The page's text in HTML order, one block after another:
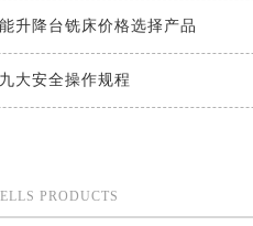
升降台铣床价格选择产品
大安全操作规程
PRODUCTS